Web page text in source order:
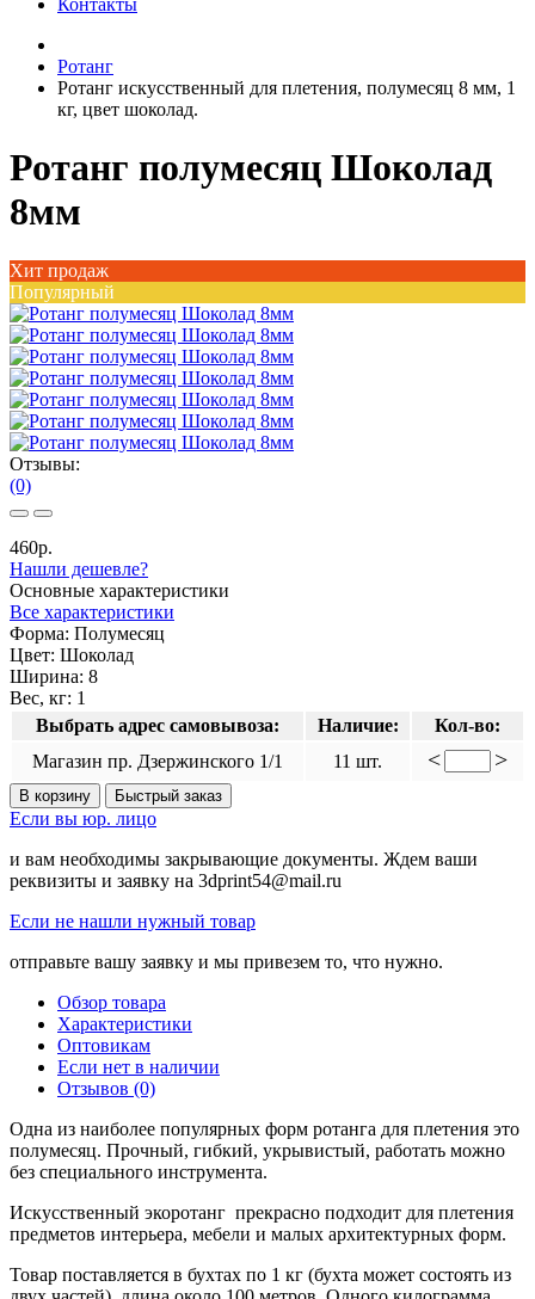
Контакты
Ротанг
Ротанг искусственный для плетения, полумесяц 8 мм, 1
кг, цвет шоколад.
Ротанг полумесяц Шоколад
8мм
Хит продаж
Популярный
Отзывы:
(0)
460р.
Нашли дешевле?
Основные характеристики
Все характеристики
Форма: Полумесяц
Цвет: Шоколад
Ширина: 8
Вес, кг: 1
Выбрать адрес самовывоза:
Наличие:
Кол-во:
Магазин пр. Дзержинского 1/1
11 шт. < >
В корзину Быстрый заказ
Если вы юр. лицо
и вам необходимы закрывающие документы. Ждем ваши
реквизиты и заявку на 3dprint54@mail.ru
Если не нашли нужный товар
отправьте вашу заявку и мы привезем то, что нужно.
Обзор товара
Характеристики
Оптовикам
Если нет в наличии
Отзывов (0)
Одна из наиболее популярных форм ротанга для плетения это
полумесяц. Прочный, гибкий, укрывистый, работать можно
без специального инструмента.
Искусственный экоротанг прекрасно подходит для плетения
предметов интерьера, мебели и малых архитектурных форм.
Товар поставляется в бухтах по 1 кг (бухта может состоять из